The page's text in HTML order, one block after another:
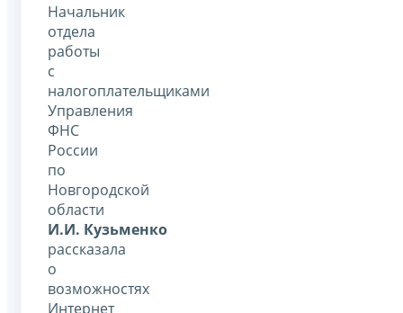
Начальник
отдела
работы
с
налогоплательщиками
Управления
ФНС
России
по
Новгородской
области
И.И. Кузьменко
рассказала
о
возможностях
Интернет